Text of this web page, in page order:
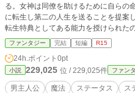
る。女神は同僚を助けるために自らの
に転生し第二の人生を送ることを提案
転生特典としてある能力を授けられた
力？どんな魔法でも使える程の才能？
のは『ステータスを表示する』能力だ
は巧みに使い、異世界での冒険者ライ
ファンタジー 完結 短編 R15
24h.ポイント 0pt
小説 229,025 位 / 229,025件 ファン
男主人公 魔法 ステータス ス